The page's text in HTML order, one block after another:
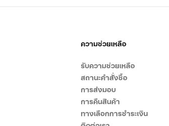
ความช่วยเหลือ
รับความช่วยเหลือ
สถานะคำสั่งซื้อ
การส่งมอบ
การคืนสินค้า
ทางเลือกการชำระเงิน